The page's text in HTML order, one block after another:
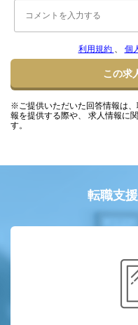
利用規約 、 個
この求
※ご提供いただいた回答情報は
報を提供する際や、 求人情報に
す。
転職支